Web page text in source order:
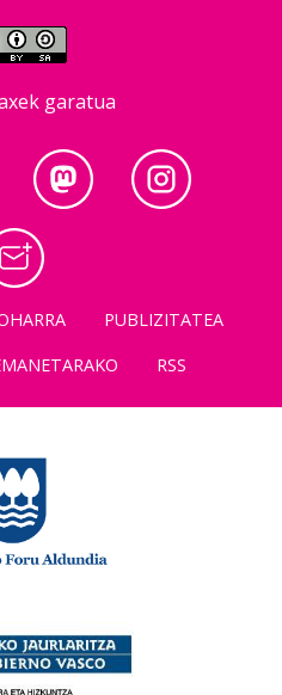
garatua
PUBLIZITATEA
RSS